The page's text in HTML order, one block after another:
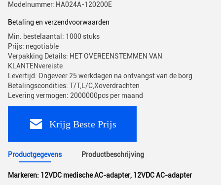
Modelnummer: HA024A-120200E
Betaling en verzendvoorwaarden
Min. bestelaantal: 1000 stuks
Prijs: negotiable
Verpakking Details: HET OVEREENSTEMMEN VAN
KLANTENvereiste
Levertijd: Ongeveer 25 werkdagen na ontvangst van de borg
Betalingscondities: T/T,L/C,Xoverdrachten
Levering vermogen: 2000000pcs per maand
Krijg Beste Prijs
Productgegevens Productbeschrijving
Markeren: 12VDC medische AC-adapter, 12VDC AC-adapter